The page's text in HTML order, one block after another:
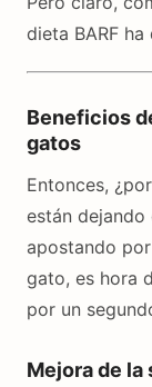
dieta BARF
Beneficios
gatos
Entonces,
están
apostando
gato, es hora
por un
Mejora de